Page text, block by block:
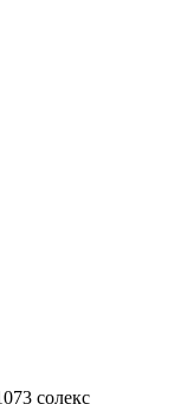
солекс